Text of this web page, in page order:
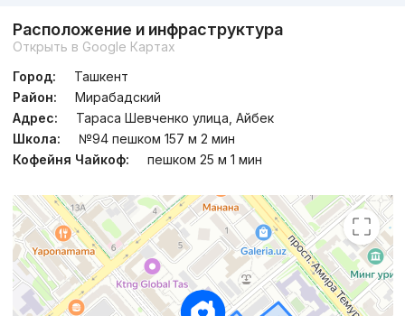
Расположение и инфраструктура
Открыть в Google Картах
Город:
Ташкент
Район:
Мирабадский
Адрес:
Тараса Шевченко улица, Айбек
Школа:
№94 пешком 157 м 2 мин
Кофейня Чайкоф:
пешком 25 м 1 мин